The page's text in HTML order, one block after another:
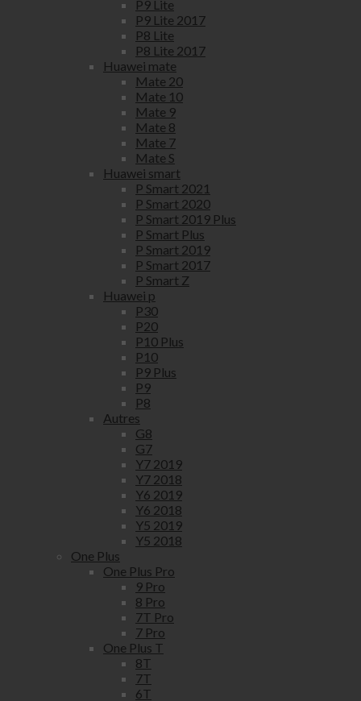
P9 Lite
P9 Lite 2017
P8 Lite
P8 Lite 2017
Huawei mate
Mate 20
Mate 10
Mate 9
Mate 8
Mate 7
Mate S
Huawei smart
P Smart 2021
P Smart 2020
P Smart 2019 Plus
P Smart Plus
P Smart 2019
P Smart 2017
P Smart Z
Huawei p
P30
P20
P10 Plus
P10
P9 Plus
P9
P8
Autres
G8
G7
Y7 2019
Y7 2018
Y6 2019
Y6 2018
Y5 2019
Y5 2018
One Plus
One Plus Pro
9 Pro
8 Pro
7T Pro
7 Pro
One Plus T
8T
7T
6T